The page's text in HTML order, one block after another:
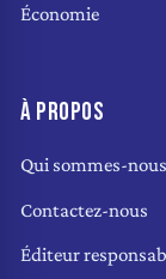
Économie
À PROPOS
Qui sommes-nous
Contactez-nous
Éditeur